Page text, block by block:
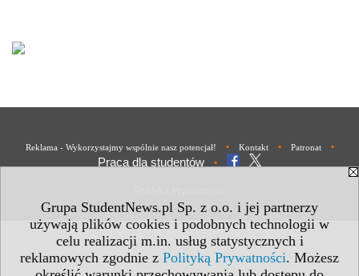
Grupa StudentNews.pl Sp. z o.o. i jej partnerzy
używają plików cookies i podobnych technologii w
celu realizacji m.in. usług statystycznych i
reklamowych zgodnie z Polityką Prywatności. Możesz
Reklama - Wykorzystajmy wspólnie nasz potencjał! • Kontakt • Patronat •
Praca dla studentów •